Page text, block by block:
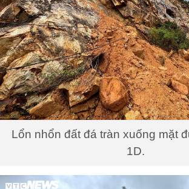
Lổn nhổn đất đá tràn xuống mặt
1D.